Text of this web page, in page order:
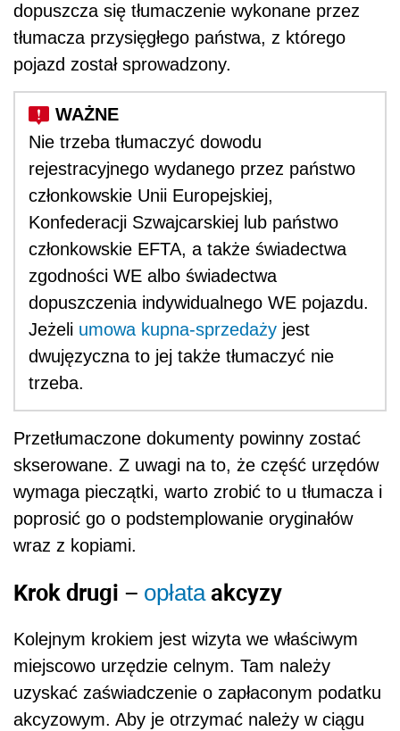
dopuszcza się tłumaczenie wykonane przez
tłumacza przysięgłego państwa, z którego
pojazd został sprowadzony.
Nie trzeba tłumaczyć dowodu
rejestracyjnego wydanego przez państwo
członkowskie Unii Europejskiej,
Konfederacji Szwajcarskiej lub państwo
członkowskie EFTA, a także świadectwa
zgodności WE albo świadectwa
dopuszczenia indywidualnego WE pojazdu.
Jeżeli umowa kupna-sprzedaży jest
dwujęzyczna to jej także tłumaczyć nie
trzeba.
Przetłumaczone dokumenty powinny zostać
skserowane. Z uwagi na to, że część urzędów
wymaga pieczątki, warto zrobić to u tłumacza i
poprosić go o podstemplowanie oryginałów
wraz z kopiami.
Krok drugi – opłataakcyzy
Kolejnym krokiem jest wizyta we właściwym
miejscowo urzędzie celnym. Tam należy
uzyskać zaświadczenie o zapłaconym podatku
akcyzowym. Aby je otrzymać należy w ciągu